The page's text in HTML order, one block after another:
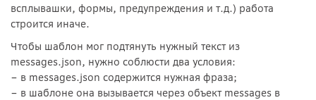
всплывашки, формы, предупреждения и т.д.) работа
строится иначе.
Чтобы шаблон мог подтянуть нужный текст из
messages.json, нужно соблюсти два условия:
– в messages.json содержится нужная фраза;
– в шаблоне она вызывается через объект messages в